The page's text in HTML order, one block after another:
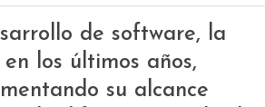
de software, la
los últimos años,
su alcance